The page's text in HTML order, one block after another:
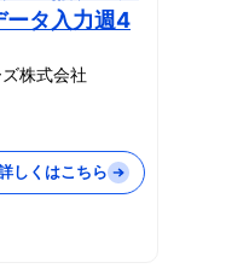
ータ入力週4
株式会社
しくはこちら